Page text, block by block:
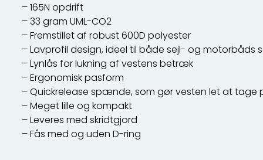
– 165N opdrift
– 33 gram UML-CO2
– Fremstillet af robust 600D polyester
– Lavprofil design, ideel til både sejl- og motorbåds
– Lynlås for lukning af vestens betræk
– Ergonomisk pasform
– Quickrelease spænde, som gør vesten let at tage
– Meget lille og kompakt
– Leveres med skridtgjord
– Fås med og uden D-ring